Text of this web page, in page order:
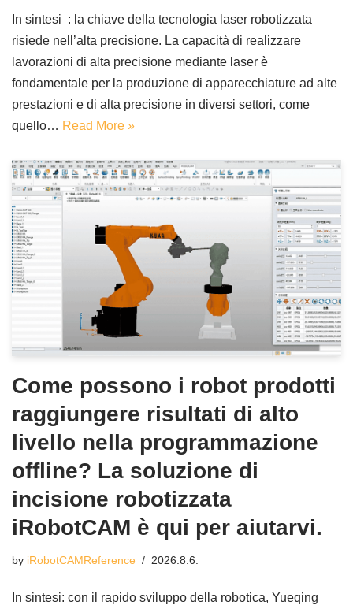
In sintesi : la chiave della tecnologia laser robotizzata
risiede nell’alta precisione. La capacità di realizzare
lavorazioni di alta precisione mediante laser è
fondamentale per la produzione di apparecchiature ad alte
prestazioni e di alta precisione in diversi settori, come
quello… Read More »
Come possono i robot prodotti
raggiungere risultati di alto
livello nella programmazione
offline? La soluzione di
incisione robotizzata
iRobotCAM è qui per aiutarvi.
by iRobotCAMReference 2026.8.6.
In sintesi: con il rapido sviluppo della robotica, Yueqing